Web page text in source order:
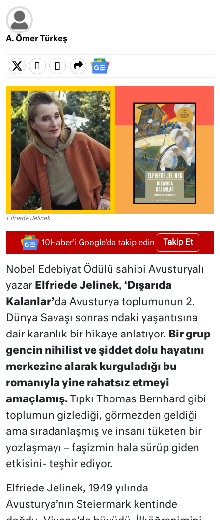
A. Ömer Türkeş
Elfriede Jelinek
10Haber'i Google'da takip edin Takip Et
Nobel Edebiyat Ödülü sahibi Avusturyalı
yazar Elfriede Jelinek, ‘Dışarıda
Kalanlar’da Avusturya toplumunun 2.
Dünya Savaşı sonrasındaki yaşantısına
dair karanlık bir hikaye anlatıyor. Bir grup
gencin nihilist ve şiddet dolu hayatını
merkezine alarak kurguladığı bu
romanıyla yine rahatsız etmeyi
amaçlamış. Tıpkı Thomas Bernhard gibi
toplumun gizlediği, görmezden geldiği
ama sıradanlaşmış ve insanı tüketen bir
yozlaşmayı – faşizmin hala sürüp giden
etkisini- teşhir ediyor.
Elfriede Jelinek, 1949 yılında
Avusturya’nın Steiermark kentinde